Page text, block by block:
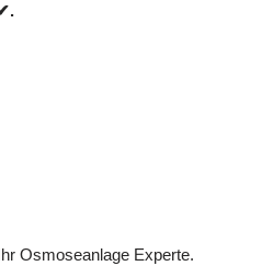
Osmoseanlage Experte.